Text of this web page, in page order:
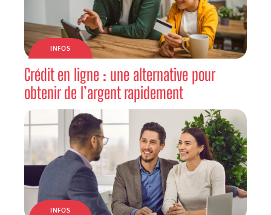
INFOS
Crédit en ligne : une alternative pour
obtenir de l’argent rapidement
INFOS